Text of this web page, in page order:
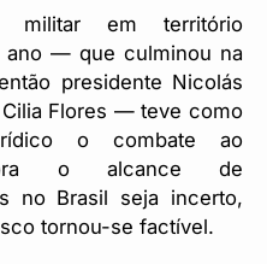
militar em território
ano — que culminou na
presidente Nicolás
Flores — teve como
o combate ao
o alcance de
no Brasil seja incerto,
tornou-se factível.